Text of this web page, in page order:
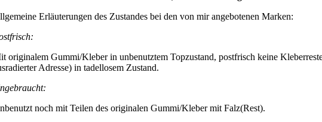
Erläuterungen des Zustandes bei den von mir angebotenen Marken:
originalem Gummi/Kleber in unbenutztem Topzustand, postfrisch keine
Adresse) in tadellosem Zustand.
noch mit Teilen des originalen Gummi/Kleber mit Falz(Rest).